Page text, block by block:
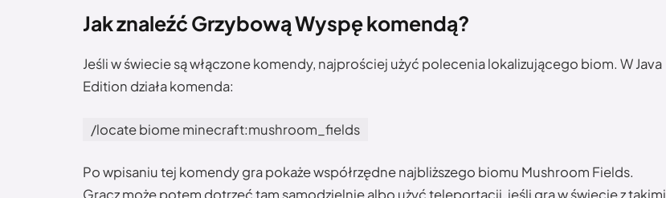
Jak znaleźć Grzybową Wyspę komendą?
Jeśli w świecie są włączone komendy, najprościej użyć polecenia lokalizującego biom. W Java
Edition działa komenda:
/locate biome minecraft:mushroom_fields
Po wpisaniu tej komendy gra pokaże współrzędne najbliższego biomu Mushroom Fields.